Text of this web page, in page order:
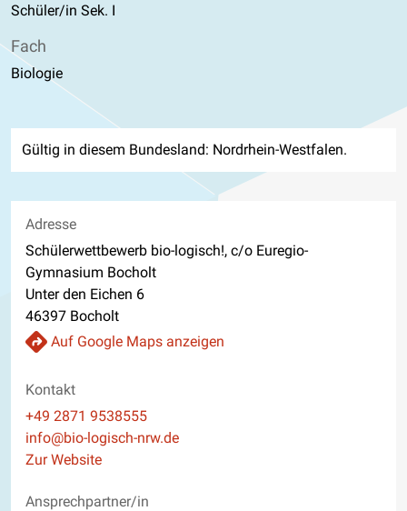
Schüler/in Sek. I
Fach
Biologie
Gültig in diesem Bundesland: Nordrhein-Westfalen.
Adresse
Schülerwettbewerb bio-logisch!, c/o Euregio-
Gymnasium Bocholt
Unter den Eichen 6
46397 Bocholt
Auf Google Maps anzeigen
Kontakt
Telefon
+49 2871 9538555
E-Mail
info@bio-logisch-nrw.de
Website
Zur Website
Ansprechpartner/in